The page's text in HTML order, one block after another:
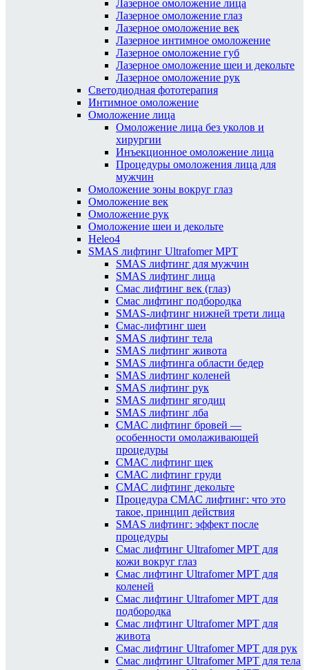
Лазерное омоложение лица
Лазерное омоложение глаз
Лазерное омоложение век
Лазерное интимное омоложение
Лазерное омоложение губ
Лазерное омоложение шеи и декольте
Лазерное омоложение рук
Светодиодная фототерапия
Интимное омоложение
Омоложение лица
Омоложение лица без уколов и
хирургии
Инъекционное омоложение лица
Процедуры омоложения лица для
мужчин
Омоложение зоны вокруг глаз
Омоложение век
Омоложение рук
Омоложение шеи и декольте
Heleo4
SMAS лифтинг Ultrafomer MPT
SMAS лифтинг для мужчин
SMAS лифтинг лица
Смас лифтинг век (глаз)
Смас лифтинг подбородка
SMAS-лифтинг нижней трети лица
Смас-лифтинг шеи
SMAS лифтинг тела
SMAS лифтинг живота
SMAS лифтинга области бедер
SMAS лифтинг коленей
SMAS лифтинг рук
SMAS лифтинг ягодиц
SMAS лифтинг лба
СМАС лифтинг бровей —
особенности омолаживающей
процедуры
СМАС лифтинг щек
СМАС лифтинг груди
СМАС лифтинг декольте
Процедура СМАС лифтинг: что это
такое, принцип действия
SMAS лифтинг: эффект после
процедуры
Смас лифтинг Ultrafomer MPT для
кожи вокруг глаз
Смас лифтинг Ultrafomer MPT для
коленей
Смас лифтинг Ultrafomer MPT для
подбородка
Смас лифтинг Ultrafomer MPT для
живота
Смас лифтинг Ultrafomer MPT для рук
Смас лифтинг Ultrafomer MPT для тела